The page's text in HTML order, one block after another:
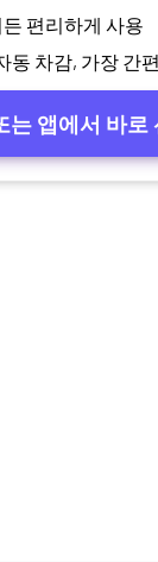
편리하게 사용
동 차감, 가장 간편
는 앱에서 바로